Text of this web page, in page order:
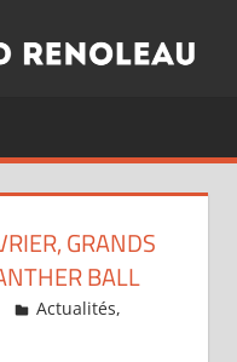
GRANDS
BALL
Actualités,